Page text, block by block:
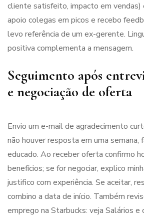
cliente satisfeito, impacto em vendas)
apoio colegas em picos e recebo
levo referência de um ex-gerente.
positiva complementa a mensagem.
Seguimento após
e negociação de oferta
Envio um e-mail de agradecimento
não houver resposta em uma
educado. Ao receber oferta confirmo
benefícios; se for negociar, explico
justifico com experiência. Se aceitar,
combino a data de início. Também
emprego na Starbucks: veja Salários e